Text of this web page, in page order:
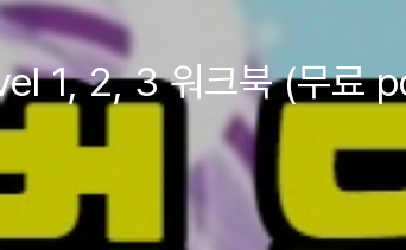
1, 2, 3 워크북 (무료